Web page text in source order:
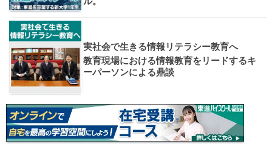
お知らせ・イベント
高3生・高2生・高1生対
東進の実力講師陣
導を今すぐ体験!!